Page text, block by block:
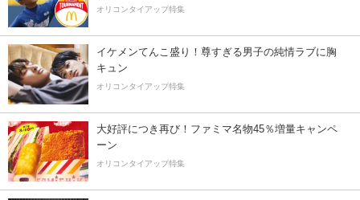
オリコンタイアップ特集
イケメンてんこ盛り！尊すぎる男子の純情ラブに胸
キュン
オリコンタイアップ特集
大好評につき再び！ファミマ名物45％増量キャンペ
ーン
オリコンタイアップ特集